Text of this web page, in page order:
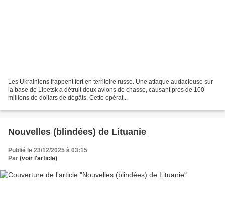
Les Ukrainiens frappent fort en territoire russe. Une attaque audacieuse sur
la base de Lipetsk a détruit deux avions de chasse, causant près de 100
millions de dollars de dégâts. Cette opérat...
Nouvelles (blindées) de Lituanie
Publié le 23/12/2025 à 03:15
Par (voir l'article)